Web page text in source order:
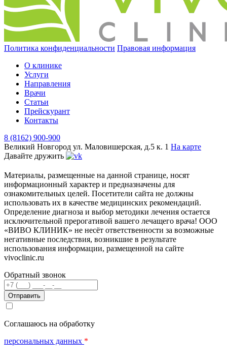
Политика конфиденциальности Правовая информация
О клинике
Услуги
Направления
Врачи
Статьи
Прейскурант
Контакты
8 (8162) 900-900
Великий Новгород ул. Маловишерская, д.5 к. 1 На карте
Давайте дружить
Материалы, размещенные на данной странице, носят
информационный характер и предназначены для
ознакомительных целей. Посетители сайта не должны
использовать их в качестве медицинских рекомендаций.
Определение диагноза и выбор методики лечения остается
исключительной прерогативой вашего лечащего врача! ООО
«ВИВО КЛИНИК» не несёт ответственности за возможные
негативные последствия, возникшие в результате
использования информации, размещенной на сайте
vivoclinic.ru
Обратный звонок
Телефон
Соглашаюсь на обработку
персональных данных *